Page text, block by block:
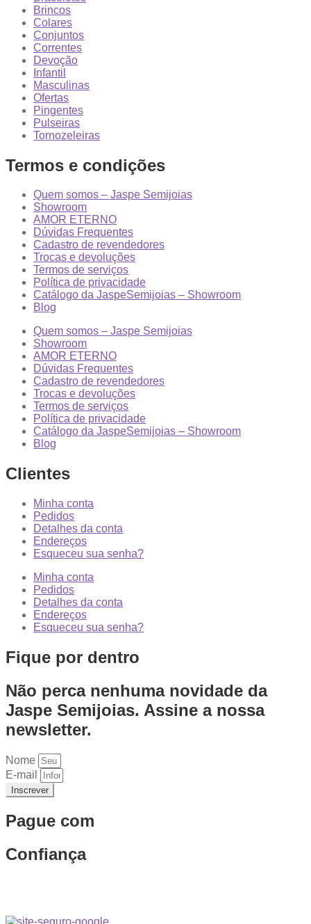
Brincos
Colares
Conjuntos
Correntes
Devoção
Infantil
Masculinas
Ofertas
Pingentes
Pulseiras
Tornozeleiras
Termos e condições
Quem somos – Jaspe Semijoias
Showroom
AMOR ETERNO
Dúvidas Frequentes
Cadastro de revendedores
Trocas e devoluções
Termos de serviços
Política de privacidade
Catálogo da JaspeSemijoias – Showroom
Blog
Quem somos – Jaspe Semijoias
Showroom
AMOR ETERNO
Dúvidas Frequentes
Cadastro de revendedores
Trocas e devoluções
Termos de serviços
Política de privacidade
Catálogo da JaspeSemijoias – Showroom
Blog
Clientes
Minha conta
Pedidos
Detalhes da conta
Endereços
Esqueceu sua senha?
Minha conta
Pedidos
Detalhes da conta
Endereços
Esqueceu sua senha?
Fique por dentro
Não perca nenhuma novidade da
Jaspe Semijoias. Assine a nossa
newsletter.
Nome
E-mail
Inscrever
Pague com
Confiança